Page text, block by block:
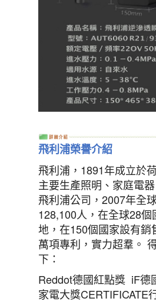
飛利浦榮譽介紹
飛利浦，1891年成立於
主要生產照明、家庭電
飛利浦公司，2007年全
128,100人，在全球28
地，在150個國家設有銷
萬項專利，實力超羣。
下：
Reddot德國紅點獎 iF德
家電大獎CERTIFICATE